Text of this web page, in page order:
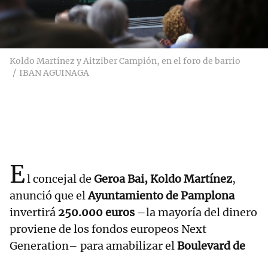
Koldo Martínez y Aitziber Campión, en el foro de barrio
IBAN AGUINAGA
El concejal de Geroa Bai, Koldo Martínez,
anunció que elAyuntamiento de Pamplona
invertirá 250.000 euros –la mayoría del dinero
proviene de los fondos europeos Next
Generation– para amabilizar elBoulevard de